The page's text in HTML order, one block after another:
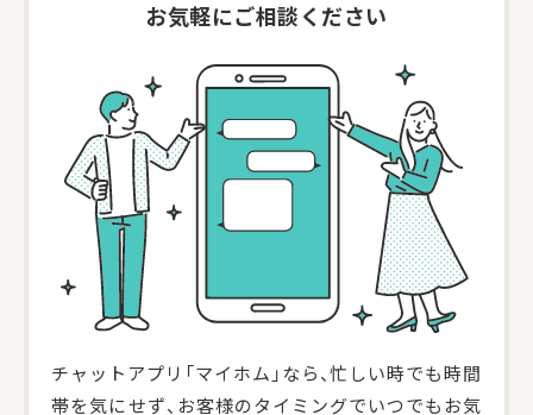
お気軽にご相談ください
チャットアプリ「マイホム」なら、忙しい時でも時間
帯を気にせず、お客様のタイミングでいつでもお気